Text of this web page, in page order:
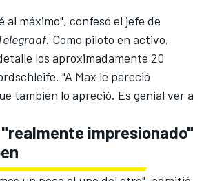
al máximo", confesó el jefe de
. Como piloto en activo,
los aproximadamente 20
"A Max le pareció
también lo apreció. Es genial ver a
impresionado"